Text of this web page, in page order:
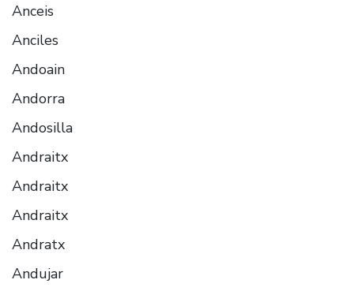
Anceis
Anciles
Andoain
Andorra
Andosilla
Andraitx
Andraitx
Andraitx
Andratx
Andujar